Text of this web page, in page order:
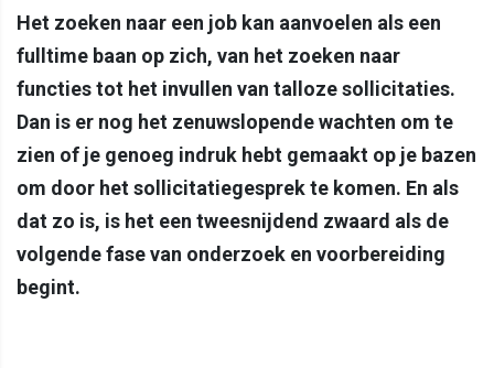
Het zoeken naar een job kan aanvoelen als een
fulltime baan op zich, van het zoeken naar
functies tot het invullen van talloze sollicitaties.
Dan is er nog het zenuwslopende wachten om te
zien of je genoeg indruk hebt gemaakt op je bazen
om door het sollicitatiegesprek te komen. En als
dat zo is, is het een tweesnijdend zwaard als de
volgende fase van onderzoek en voorbereiding
begint.